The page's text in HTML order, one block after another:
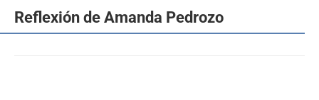
Reflexión de Amanda Pedrozo